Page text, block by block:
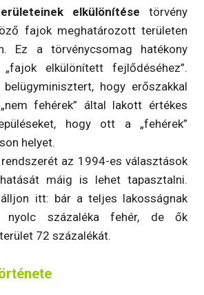
elkülönítése törvény
fajok meghatározott területen
Ez a törvénycsomag hatékony
elkülönített fejlődéséhez”.
hogy erőszakkal
fehérek” által lakott értékes
hogy ott a „fehérek”
helyet.
az 1994-es választások
máig is lehet tapasztalni.
itt: bár a teljes lakosságnak
nyolc százaléka fehér, de ők
72 százalékát.